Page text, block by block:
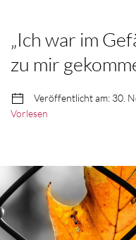
„Ich war im
zu mir
Veröffentlicht am: 30.
Vorlesen